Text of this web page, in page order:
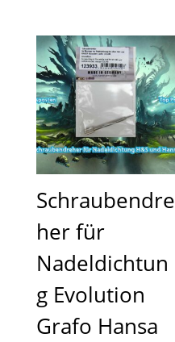
Schraubendre
her für
Nadeldichtun
g Evolution
Grafo Hansa